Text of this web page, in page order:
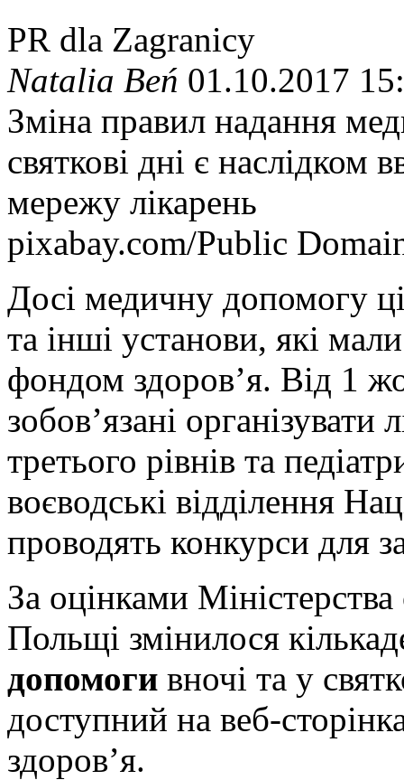
PR dla Zagranicy
Natalia Beń 01.10.2017
Зміна правил надання
святкові дні є наслідком
мережу лікарень
pixabay.com/Public
Досі медичну допомогу
та інші установи, які
фондом здоров’я. Від 1
зобов’язані організувати
третього рівнів та
воєводські відділення
проводять конкурси для
За оцінками
Польщі змінилося
допомоги вночі та у
доступний на веб-
здоров’я.